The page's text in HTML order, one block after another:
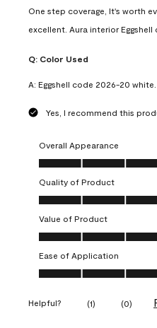
One step coverage, It's worth
excellent. Aura interior Eggshell
Q: Color Used
A: Eggshell code 2026-20 white.
Yes, I recommend this
Overall Appearance
Overall Appearance, 5.0 out
Quality of Product
Quality of Product, 5.0 out of
Value of Product
Value of Product, 5.0 out of 5
Ease of Application
Ease of Application, 5.0 out
Helpful? (1) (0)